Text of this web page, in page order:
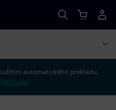
automatického prekladu.